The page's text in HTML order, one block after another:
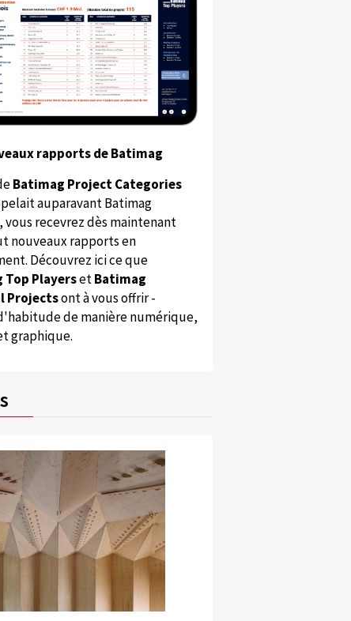
rapports de Batimag
Batimag Project Categories
auparavant Batimag
vous recevrez dès maintenant
nouveaux rapports en
Découvrez ici ce que
Top PlayersetBatimag
Projectsont à vous offrir -
de manière numérique,
graphique.